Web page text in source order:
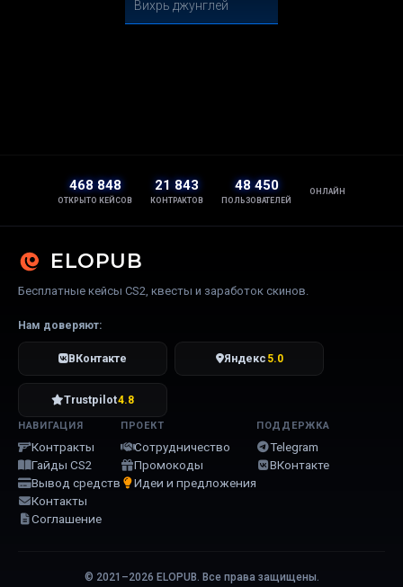
Вихрь джунглей
468 848
ОТКРЫТО КЕЙСОВ
21 843
КОНТРАКТОВ
48 450
ПОЛЬЗОВАТЕЛЕЙ
ОНЛАЙН
ELOPUB
Бесплатные кейсы CS2, квесты и заработок скинов.
Нам доверяют:
ВКонтакте Яндекс 5.0
Trustpilot4.8
НАВИГАЦИЯ
Контракты
Гайды CS2
Вывод средств
Контакты
Соглашение
ПРОЕКТ
Сотрудничество
Промокоды
Идеи и предложения
ПОДДЕРЖКА
Telegram
ВКонтакте
© 2021–2026 ELOPUB. Все права защищены.